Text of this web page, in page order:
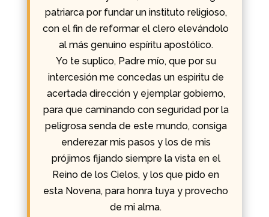
patriarca por fundar un instituto religioso,
con el fin de reformar el clero elevándolo
al más genuino espíritu apostólico.
Yo te suplico, Padre mío, que por su
intercesión me concedas un espiritu de
acertada dirección y ejemplar gobierno,
para que caminando con seguridad por la
peligrosa senda de este mundo, consiga
enderezar mis pasos y los de mis
prójimos fijando siempre la vista en el
Reino de los Cielos, y los que pido en
esta Novena, para honra tuya y provecho
de mi alma.